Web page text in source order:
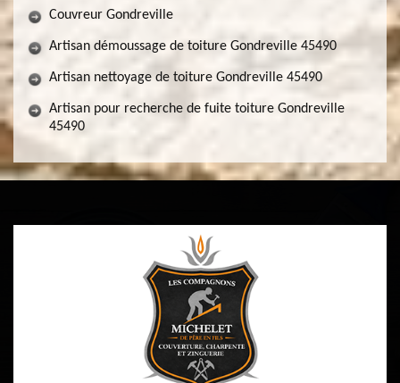
Couvreur Gondreville
Artisan démoussage de toiture Gondreville 45490
Artisan nettoyage de toiture Gondreville 45490
Artisan pour recherche de fuite toiture Gondreville
45490